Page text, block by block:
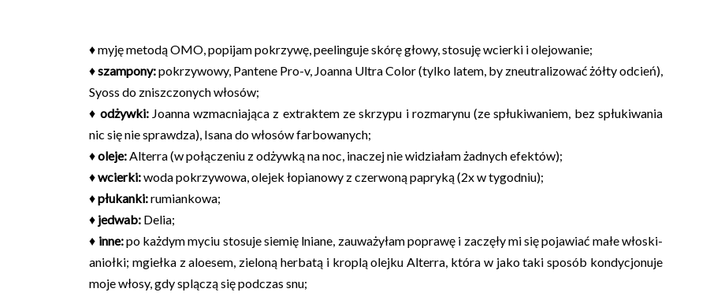
♦ myję metodą OMO, popijam pokrzywę, peelinguje skórę głowy, stosuję wcierki i olejowanie;
♦szampony:pokrzywowy, Pantene Pro-v, Joanna Ultra Color (tylko latem, by zneutralizować żółty odcień),
Syoss do zniszczonych włosów;
♦ odżywki: Joanna wzmacniająca z extraktem ze skrzypu i rozmarynu (ze spłukiwaniem, bez spłukiwania
nic się nie sprawdza), Isana do włosów farbowanych;
♦oleje:Alterra (w połączeniu z odżywką na noc, inaczej nie widziałam żadnych efektów);
♦wcierki:woda pokrzywowa, olejek łopianowy z czerwoną papryką (2x w tygodniu);
♦płukanki:rumiankowa;
♦ jedwab: Delia;
♦ inne:po każdym myciu stosuje siemię lniane, zauważyłam poprawę i zaczęły mi się pojawiać małe włoski-
aniołki; mgiełka z aloesem, zieloną herbatą i kroplą olejku Alterra, która w jako taki sposób kondycjonuje
moje włosy, gdy splączą się podczas snu;